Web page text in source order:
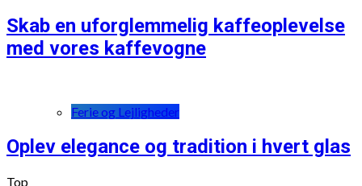
Skab en uforglemmelig kaffeoplevelse
med vores kaffevogne
Ferie og Lejligheder
Oplev elegance og tradition i hvert glas
Top